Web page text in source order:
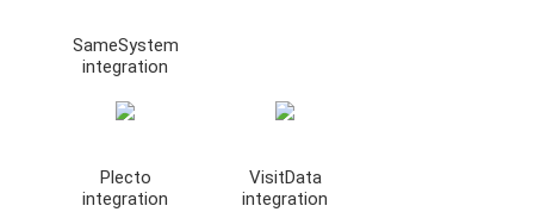
SameSystem
integration
Plecto
integration
VisitData
integration